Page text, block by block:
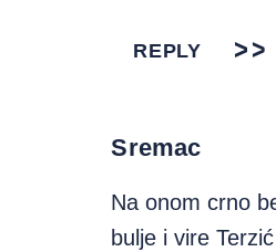
REPLY
Sremac
Na onom crno
bulje i vire